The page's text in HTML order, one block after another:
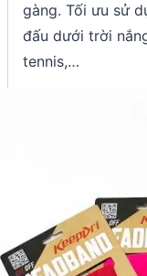
gàng. Tối ưu sử
đấu dưới trời
tennis,…